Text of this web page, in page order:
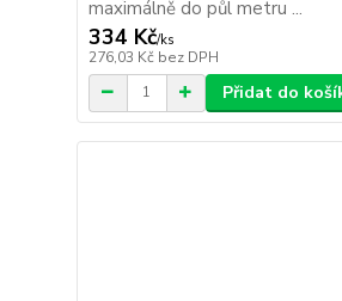
maximálně do půl metru ...
334 Kč/ks
276,03 Kč bez DPH
Přidat do